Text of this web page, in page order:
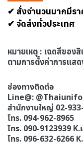
✔ สั่งจำนวนมากมีร
✔ จัดส่งทั่วประเทศ
หมายเหตุ : เฉดสีของ
ตามการตั้งค่าการแส
ช่องทางติดต่อ
Line@:
สำนักงานใหญ่ 02-
โทร. 094-962-8965
โทร. 090-9123939 K.
โทร. 096-632-6266